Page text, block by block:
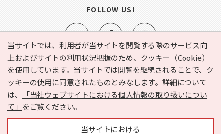
当サイトでは、利用者が当サイトを閲覧する際のサービス向
上およびサイトの利用状況把握のため、クッキー（Cookie）
を使用しています。当サイトでは閲覧を継続されることで、ク
ッキーの使用に同意されたものとみなします。詳細について
は、
「当社ウェブサイトにおける個人情報の取り扱いについ
て」 をご覧ください。
当サイトにおける
e-NAVITA（イーナビタ）とは？ お気に入り
ヘルプ
利用規約
個人情報の取り扱いについて
運営会社
サイトマップ
広告掲載に関するお問い合わせ
FOLLOW US!